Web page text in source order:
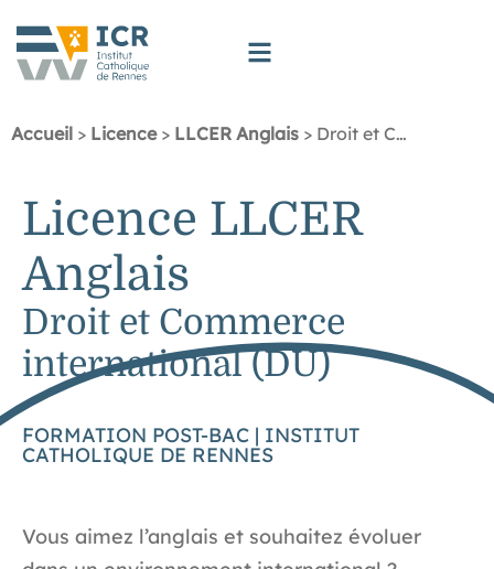
Accueil > Licence> LLCER Anglais > Droit et Commerce international (DU)
Licence LLCER
Anglais
Droit et Commerce
international (DU)
FORMATION POST-BAC | INSTITUT
CATHOLIQUE DE RENNES
Vous aimez l’anglais et souhaitez évoluer